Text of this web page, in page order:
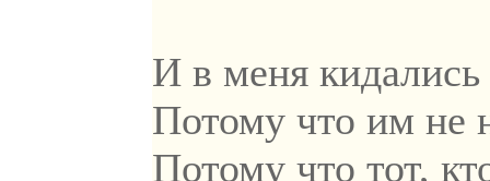
И в меня
Потому что им не
Потому что тот,